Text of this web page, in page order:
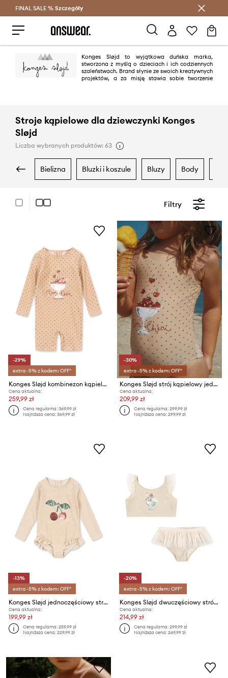
Oszczędzaj z Answear Club >
FINAL SALE % Szczegóły
Konges Sløjd to wyjątkowa duńska marka,
stworzona z myślą o dzieciach i ich codziennych
szaleństwach. Brand słynie ze swoich kreatywnych
projektów, a za misję stawia sobie tworzenie
Stroje kąpielowe dla dziewczynki Konges
Sløjd
Liczba wybranych produktów: 63
bielizna bluzki i koszule bluzy body
Filtry
-29%
extra -5% z kodem: OFF*
Konges Sløjd kombinezon kąpielowy dziecięcy AMANDINE SWIM ONESIE
Cena aktualna:
259,99 zł
Cena regularna:369,99 zł
Najniższa cena:369,99 zł
-30%
extra -5% z kodem: OFF*
Konges Sløjd strój kąpielowy jednoczęściowy dziecięcy AMANDINE SWIMSUIT
Cena aktualna:
209,99 zł
Cena regularna:299,99 zł
Najniższa cena:299,99 zł
-13%
extra -5% z kodem: OFF*
Konges Sløjd jednoczęściowy strój kąpielowy dziecięcy JADE LS SWIMSUIT
Cena aktualna:
199,99 zł
Cena regularna:259,99 zł
Najniższa cena:229,99 zł
-20%
extra -5% z kodem: OFF*
Konges Sløjd dwuczęściowy strój kąpielowy dziecięcy AMANDINE BIKINI
Cena aktualna:
214,99 zł
Cena regularna:299,99 zł
Najniższa cena:269,99 zł